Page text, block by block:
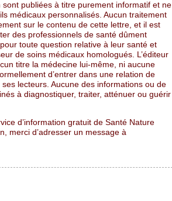
publiées à titre purement informatif et ne
médicaux personnalisés. Aucun traitement
sur le contenu de cette lettre, et il est
des professionnels de santé dûment
toute question relative à leur santé et
de soins médicaux homologués. L’éditeur
titre la médecine lui-même, ni aucune
d’entrer dans une relation de
lecteurs. Aucune des informations ou de
à diagnostiquer, traiter, atténuer ou guérir
d’information gratuit de Santé Nature
merci d’adresser un message à